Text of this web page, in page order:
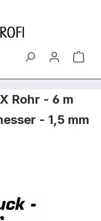
Rohr - 6 m
- 1,5 mm